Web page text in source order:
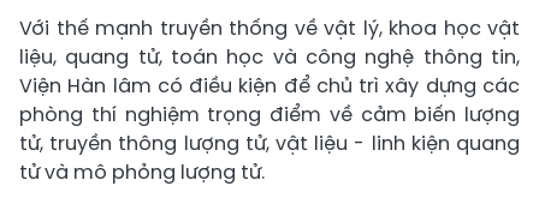
Với thế mạnh truyền thống về vật lý, khoa học vật
liệu, quang tử, toán học và công nghệ thông tin,
Viện Hàn lâm có điều kiện để chủ trì xây dựng các
phòng thí nghiệm trọng điểm về cảm biến lượng
tử, truyền thông lượng tử, vật liệu - linh kiện quang
tử và mô phỏng lượng tử.